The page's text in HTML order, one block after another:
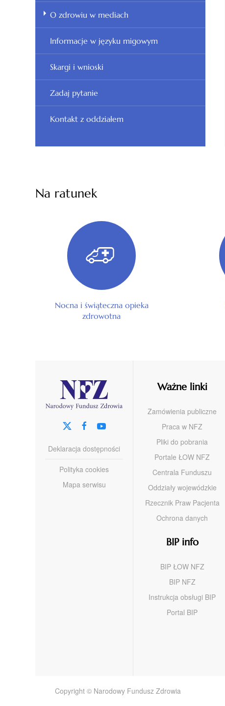
O zdrowiu w mediach
Informacje w języku migowym
Skargi i wnioski
Zadaj pytanie
Kontakt z oddziałem
Na ratunek
Nocna i świąteczna opieka
zdrowotna
Deklaracja dostępności
Polityka cookies
Mapa serwisu
Ważne linki
Zamówienia publiczne
Praca w NFZ
Pliki do pobrania
Portale ŁOW NFZ
Centrala Funduszu
Oddziały wojewódzkie
Rzecznik Praw Pacjenta
Ochrona danych
BIP info
BIP ŁOW NFZ
BIP NFZ
Instrukcja obsługi BIP
Portal BIP
Copyright © Narodowy Fundusz Zdrowia